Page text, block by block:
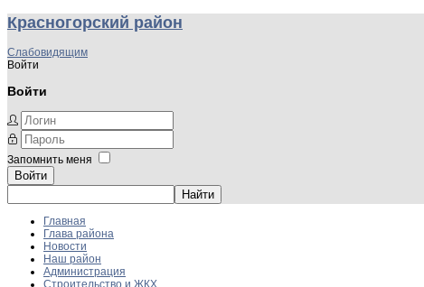
Красногорский район
Слабовидящим
Войти
Войти
Запомнить меня
Войти
Главная
Глава района
Новости
Наш район
Администрация
Строительство и ЖКХ